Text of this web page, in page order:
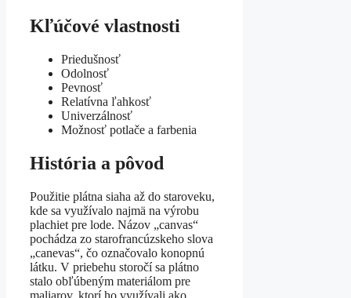
Kľúčové vlastnosti
Priedušnosť
Odolnosť
Pevnosť
Relatívna ľahkosť
Univerzálnosť
Možnosť potlače a farbenia
História a pôvod
Použitie plátna siaha až do staroveku,
kde sa využívalo najmä na výrobu
plachiet pre lode. Názov „canvas“
pochádza zo starofrancúzskeho slova
„canevas“, čo označovalo konopnú
látku. V priebehu storočí sa plátno
stalo obľúbeným materiálom pre
maliarov, ktorí ho využívali ako